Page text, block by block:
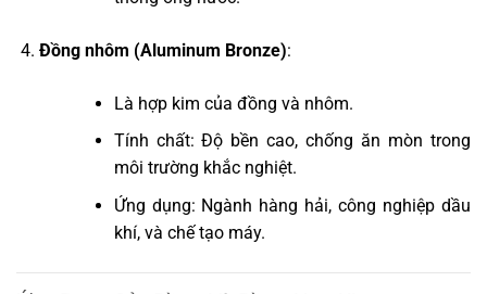
Đồng nhôm (Aluminum Bronze):
Là hợp kim của đồng và nhôm.
Tính chất: Độ bền cao, chống ăn mòn trong
môi trường khắc nghiệt.
Ứng dụng: Ngành hàng hải, công nghiệp dầu
khí, và chế tạo máy.